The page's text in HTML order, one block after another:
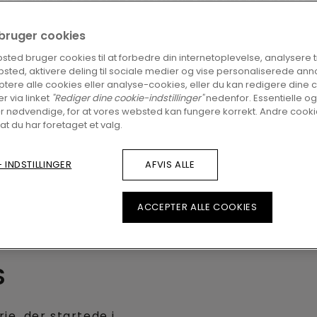
grundlaget, som Pergo i dag hviler på. Idé
, som ændrede vores branches
har i dag sin egen kategori, men det naturlige
altid fandtes. Vi er aldrig holdt op med at
nu ogsåvinylgulveogtrægulvesamt
tilbehør. Alt sammen med Pergos velkendte
cookies
bruger cookies til at forbedre din internetoplevelse, analysere
aktivere deling til sociale medier og vise personaliserede
alle cookies eller analyse-cookies, eller du kan redigere dine
via linket "Rediger dine cookie-indstillinger"nedenfor. Essentielle
nødvendige, for at vores websted kan fungere korrekt. Andre
du har foretaget et valg.
AFVIS ALLE
ACCEPTER ALLE COOKIES